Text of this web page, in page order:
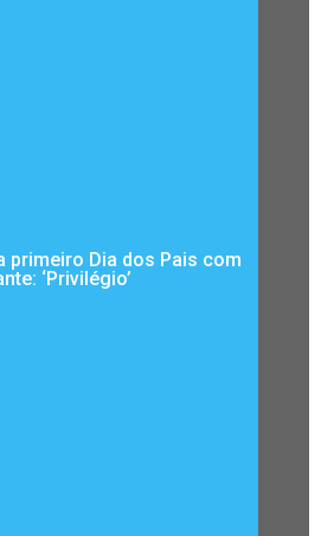
primeiro Dia dos Pais com
‘Privilégio’